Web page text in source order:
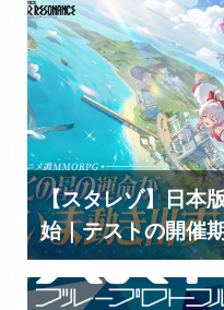
【スタレゾ】日本
始｜テストの開催